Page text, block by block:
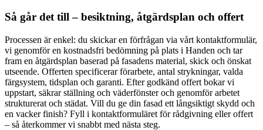
Så går det till – besiktning, åtgärdsplan och offert
Processen är enkel: du skickar en förfrågan via vårt kontaktformulär,
vi genomför en kostnadsfri bedömning på plats i Handen och tar
fram en åtgärdsplan baserad på fasadens material, skick och önskat
utseende. Offerten specificerar förarbete, antal strykningar, valda
färgsystem, tidsplan och garanti. Efter godkänd offert bokar vi
uppstart, säkrar ställning och väderfönster och genomför arbetet
strukturerat och städat. Vill du ge din fasad ett långsiktigt skydd och
en vacker finish? Fyll i kontaktformuläret för rådgivning eller offert
– så återkommer vi snabbt med nästa steg.